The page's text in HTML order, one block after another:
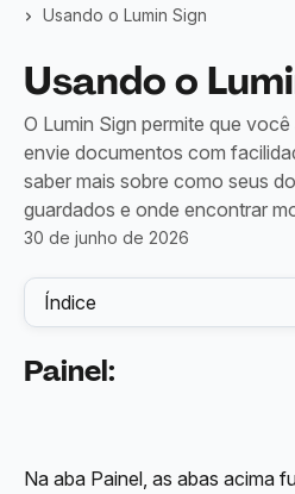
Usando o Lumin Sign
Usando o
O Lumin Sign permite que
envie documentos com
saber mais sobre como seus
guardados e onde encontrar
30 de junho de 2026
Índice
Painel:
Na aba Painel, as abas acima